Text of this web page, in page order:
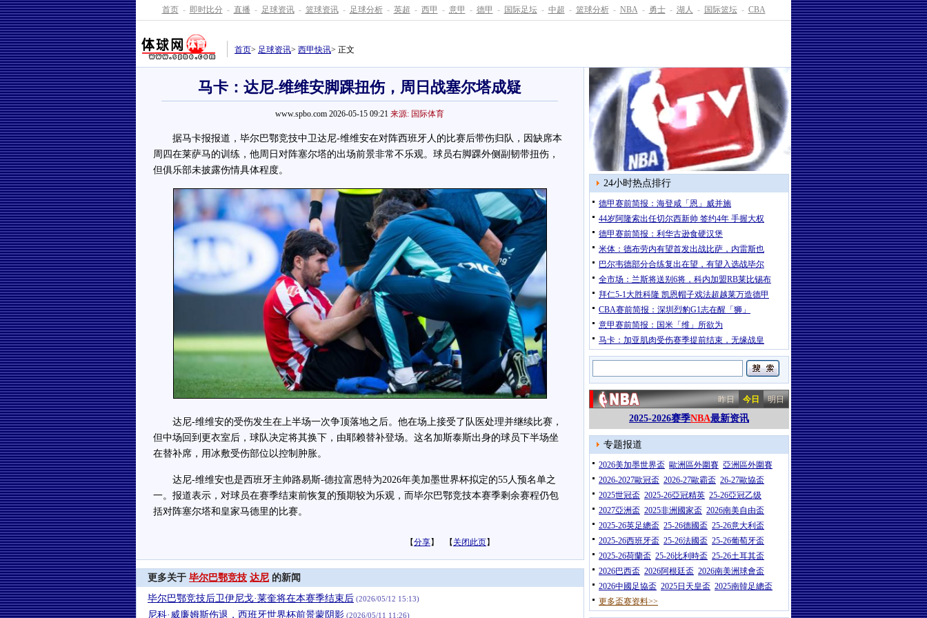
首页 - 即时比分 - 直播 - 足球资讯 - 篮球资讯 - 足球分析 - 英超 - 西甲 - 意甲 - 德甲 - 国际足坛 - 中超 - 篮球分析 - NBA - 勇士 - 湖人 - 国际篮坛 - CBA
首页> 足球资讯> 西甲快讯> 正文
马卡：达尼-维维安脚踝扭伤，周日战塞尔塔成疑
www.spbo.com 2026-05-15 09:21 来源: 国际体育
据马卡报报道，毕尔巴鄂竞技中卫达尼-维维安在对阵西班牙人的比赛后带伤归队，因缺席本
周四在莱萨马的训练，他周日对阵塞尔塔的出场前景非常不乐观。球员右脚踝外侧副韧带扭伤，
但俱乐部未披露伤情具体程度。
达尼-维维安的受伤发生在上半场一次争顶落地之后。他在场上接受了队医处理并继续比赛，
但中场回到更衣室后，球队决定将其换下，由耶赖替补登场。这名加斯泰斯出身的球员下半场坐
在替补席，用冰敷受伤部位以控制肿胀。
达尼-维维安也是西班牙主帅路易斯-德拉富恩特为2026年美加墨世界杯拟定的55人预名单之
一。报道表示，对球员在赛季结束前恢复的预期较为乐观，而毕尔巴鄂竞技本赛季剩余赛程仍包
括对阵塞尔塔和皇家马德里的比赛。
【分享】 【 关闭此页】
更多关于 毕尔巴鄂竞技 达尼 的新闻
毕尔巴鄂竞技后卫伊尼戈·莱奎将在本赛季结束后 (2026/05/12 15:13)
尼科·威廉姆斯伤退，西班牙世界杯前景蒙阴影 (2026/05/11 11:26)
24小时热点排行
德甲赛前简报：海登咸「恩」威并施
44岁阿隆索出任切尔西新帅 签约4年 手握大权
德甲赛前简报：利华古逊食硬汉堡
米体：德布劳内有望首发出战比萨，内雷斯也
巴尔韦德部分合练复出在望，有望入选战毕尔
全市场：兰斯将送别6将，科内加盟RB莱比锡布
拜仁5-1大胜科隆 凯恩帽子戏法超越莱万造德甲
CBA赛前简报：深圳烈豹G1志在醒「狮」
意甲赛前简报：国米「维」所欲为
马卡：加亚肌肉受伤赛季提前结束，无缘战皇
昨日 今日 明日
2025-2026赛季NBA最新资讯
专题报道
2026美加墨世界盃 歐洲區外圍賽 亞洲區外圍賽
2026-2027歐冠盃 2026-27歐霸盃 26-27歐協盃
2025世冠盃 2025-26亞冠精英 25-26亞冠乙级
2027亞洲盃 2025非洲國家盃 2026南美自由盃
2025-26英足總盃 25-26德國盃 25-26意大利盃
2025-26西班牙盃 25-26法國盃 25-26葡萄牙盃
2025-26荷蘭盃 25-26比利時盃 25-26土耳其盃
2026巴西盃 2026阿根廷盃 2026南美洲球會盃
2026中國足協盃 2025日天皇盃 2025南韓足總盃
更多盃赛资料>>